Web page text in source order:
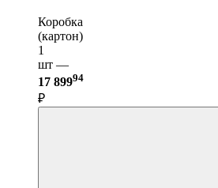
Коробка
(картон)
1
шт —
17 89994
₽